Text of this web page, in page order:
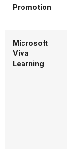
Promotion
Microsoft
Viva
Learning